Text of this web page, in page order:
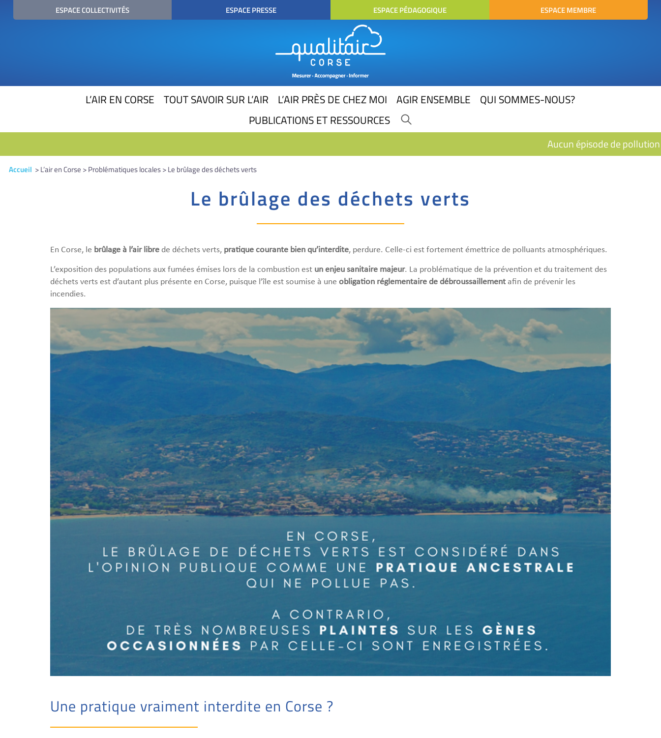
ESPACE COLLECTIVITÉS ESPACE PRESSE ESPACE PÉDAGOGIQUE ESPACE MEMBRE
L’AIR EN CORSE TOUT SAVOIR SUR L’AIR L’AIR PRÈS DE CHEZ MOI AGIR ENSEMBLE
QUI SOMMES-NOUS?
PUBLICATIONS ET RESSOURCES
Aucun épisode de pollution
Accueil > L’air en Corse > Problématiques locales > Le brûlage des déchets verts
Le brûlage des déchets verts
En Corse, le brûlage à l’air libre de déchets verts, pratique courante bien qu’interdite, perdure. Celle-ci est fortement émettrice de polluants atmosphériques.
L’exposition des populations aux fumées émises lors de la combustion est un enjeu sanitaire majeur. La problématique de la prévention et du traitement des
déchets verts est d’autant plus présente en Corse, puisque l’île est soumise à une obligation réglementaire de débroussaillement afin de prévenir les
incendies.
Une pratique vraiment interdite en Corse ?